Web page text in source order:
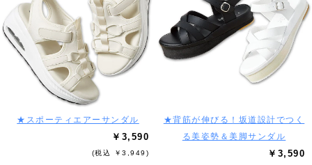
★スポーティエアーサンダル
￥3,590
(税込 ￥3,949)
★背筋が伸びる！坂道設計でつく
る美姿勢＆美脚サンダル
￥3,590